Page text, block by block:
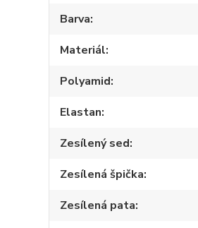
Barva
Materiál
Polyamid
Elastan
Zesílený sed
Zesílená špička
Zesílená pata